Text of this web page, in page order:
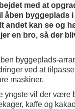
med at
åben byggeplads
andet kan se og
en bro, så der
byggeplads-
ved at
maskiner.
yngste vil der være
kaffe og